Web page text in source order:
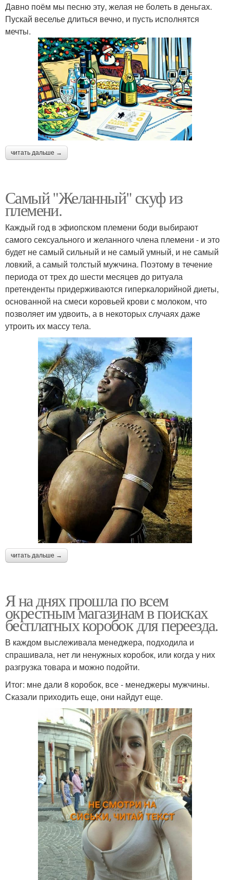
Давно поём мы песню эту, желая не болеть в деньгах.
Пускай веселье длиться вечно, и пусть исполнятся
мечты.
читать дальше →
Самый "Желанный" скуф из
племени.
Каждый год в эфиопском племени боди выбирают
самого сексуального и желанного члена племени - и это
будет не самый сильный и не самый умный, и не самый
ловкий, а самый толстый мужчина. Поэтому в течение
периода от трех до шести месяцев до ритуала
претенденты придерживаются гиперкалорийной диеты,
основанной на смеси коровьей крови с молоком, что
позволяет им удвоить, а в некоторых случаях даже
утроить их массу тела.
читать дальше →
Я на днях прошла по всем
окрестным магазинам в поисках
бесплатных коробок для переезда.
В каждом выслеживала менеджера, подходила и
спрашивала, нет ли ненужных коробок, или когда у них
разгрузка товара и можно подойти.
Итог: мне дали 8 коробок, все - менеджеры мужчины.
Сказали приходить еще, они найдут еще.